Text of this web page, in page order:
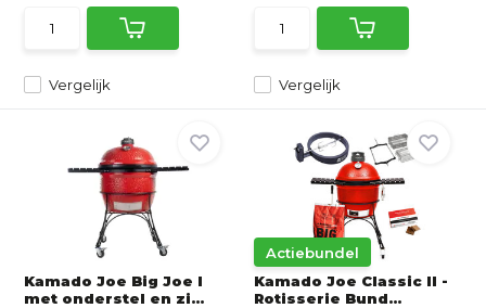
Vergelijk Vergelijk
Kamado Joe Big Joe I
met onderstel en zi...
Actiebundel
Kamado Joe Classic II -
Rotisserie Bund...